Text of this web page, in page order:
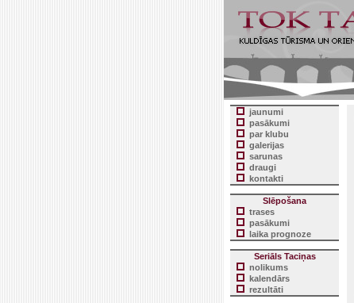
jaunumi
pasākumi
par klubu
galerijas
sarunas
draugi
kontakti
Slēpošana
trases
pasākumi
laika prognoze
Seriāls Taciņas
nolikums
kalendārs
rezultāti